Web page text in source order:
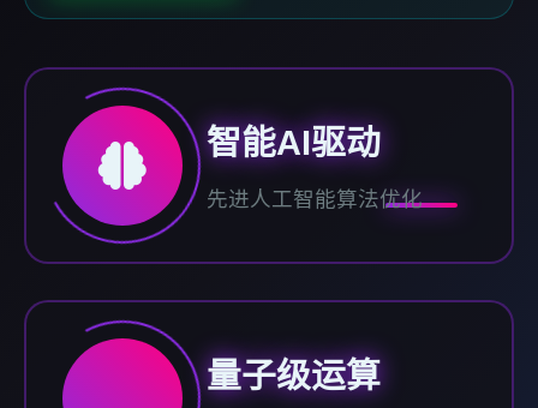
智能AI驱动
先进人工智能算法优化
量子级运算